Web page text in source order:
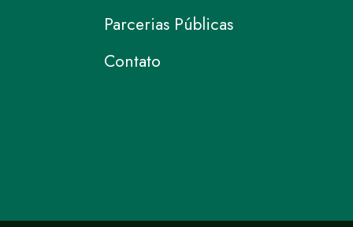
Parcerias Públicas
Contato